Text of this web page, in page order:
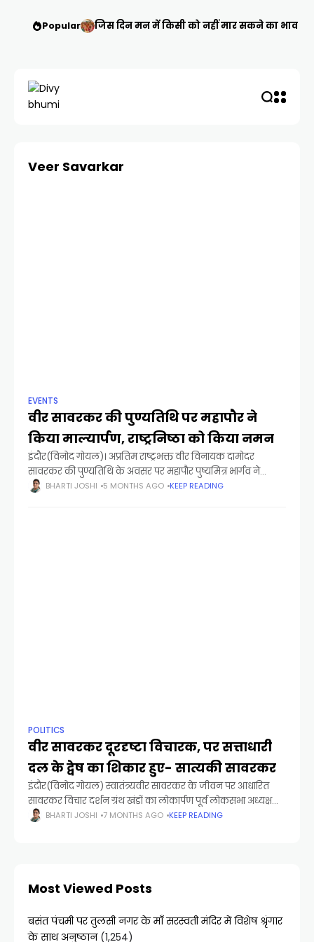
Popular जिस दिन मन में किसी को नहीं मार सकने का भाव आ
Veer Savarkar
EVENTS
वीर सावरकर की पुण्यतिथि पर महापौर ने
किया माल्यार्पण, राष्ट्रनिष्ठा को किया नमन
इंदौर(विनोद गोयल)। अप्रतिम राष्ट्रभक्त वीर विनायक दामोदर
सावरकर की पुण्यतिथि के अवसर पर महापौर पुष्यमित्र भार्गव ने
गुरुवार को नगर निगम के झोन 21(स्वतंत्र वीर विनायक दामोदर
BHARTI JOSHI 5 MONTHS AGO KEEP READING
POLITICS
वीर सावरकर दूरदृष्टा विचारक, पर सत्ताधारी
दल के द्वेष का शिकार हुए- सात्यकी सावरकर
इंदौर(विनोद गोयल) स्वातंत्र्यवीर सावरकर के जीवन पर आधारित
सावरकर विचार दर्शन ग्रंथ खंडों का लोकार्पण पूर्व लोकसभा अध्यक्ष
सुमित्रा महाजन ने इंदौर में एक गरिमामय कार्यक्रम में किया. कार्यक्रम
BHARTI JOSHI 7 MONTHS AGO KEEP READING
Most Viewed Posts
बसंत पंचमी पर तुलसी नगर के माँ सरस्वती मंदिर में विशेष श्रृंगार
के साथ अनुष्ठान (1,254)